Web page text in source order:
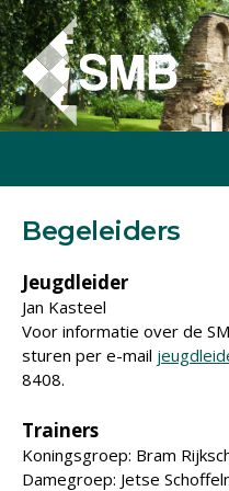
Begeleiders
Jeugdleider
Jan Kasteel
Voor informatie over de
sturen per e-mail
8408.
Trainers
Koningsgroep: Bram
Damegroep: Jetse